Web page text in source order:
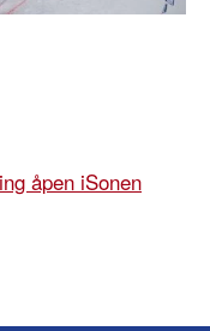
åpen iSonen